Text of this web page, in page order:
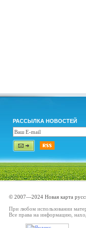
РАССЫЛКА НОВОСТЕЙ
© 2007—2024 Новая карта
При любом использовании
Все права на информацию,